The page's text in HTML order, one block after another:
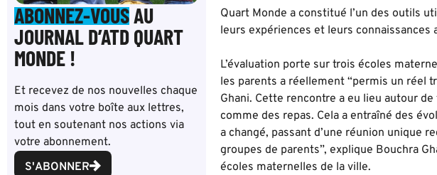
ABONNEZ-VOUSAU
JOURNAL D’ATD QUART
MONDE !
Et recevez de nos nouvelles chaque
mois dans votre boîte aux lettres,
tout en soutenant nos actions via
votre abonnement.
S'ABONNER
Quart Monde a constitué l’un des outils
leurs expériences et leurs connaissances
L’évaluation porte sur trois écoles
les parents a réellement “permis un réel
Ghani. Cette rencontre a eu lieu autour
comme des repas. Cela a entraîné des
a changé, passant d’une réunion unique
groupes de parents”, explique Bouchra
écoles maternelles de la ville.